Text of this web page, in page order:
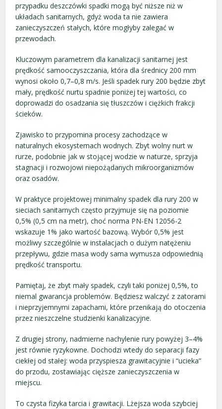
przypadku deszczówki spadki mogą być niższe niż w
układach sanitarnych, gdyż woda ta nie zawiera
zanieczyszczeń stałych, które mogłyby zalegać w
przewodach.
Kluczowym parametrem dla kanalizacji sanitarnej jest
prędkość samooczyszczania, która dla średnicy 200 mm
wynosi około 0,7–0,8 m/s. Jeśli spadek rury 200 będzie zbyt
mały, prędkość nurtu spadnie poniżej tej wartości, co
doprowadzi do osadzania się tłuszczów i ciężkich frakcji
ścieków.
Zjawisko to przypomina procesy zachodzące w
naturalnych ekosystemach wodnych. Zbyt wolny nurt w
rurze, podobnie jak w stojącej wodzie w naturze, sprzyja
stagnacji i rozwojowi niepożądanych mikroorganizmów
oraz osadów.
W praktyce projektowej minimalny spadek dla rury 200 w
sieciach sanitarnych często przyjmuje się na poziomie
0,5% (0,5 cm na metr), choć norma PN-EN 12056-2
wskazuje 1% jako wartość bazową. Wybór 0,5% jest
możliwy szczególnie w instalacjach o dużym natężeniu
przepływu, gdzie masa wody sama wymusza odpowiednią
prędkość transportu.
Pamiętaj, że zbyt mały spadek, czyli taki poniżej 0,5%, to
niemal gwarancja problemów. Będziesz walczyć z zatorami
i nieprzyjemnymi zapachami, które przenikają do otoczenia
przez nieszczelne studzienki kanalizacyjne.
Z drugiej strony, nadmierne nachylenie rury powyżej 3–4%
jest równie ryzykowne. Dochodzi wtedy do separacji fazy
ciekłej od stałej: woda przyspiesza grawitacyjnie i “ucieka”
do przodu, zostawiając cięższe zanieczyszczenia w
miejscu.
To czysta fizyka tarcia i grawitacji. Lżejsza woda szybciej